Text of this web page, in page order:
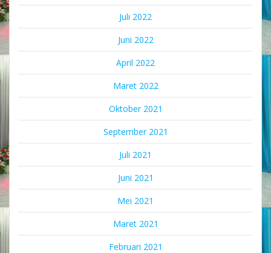
Juli 2022
Juni 2022
April 2022
Maret 2022
Oktober 2021
September 2021
Juli 2021
Juni 2021
Mei 2021
Maret 2021
Februari 2021